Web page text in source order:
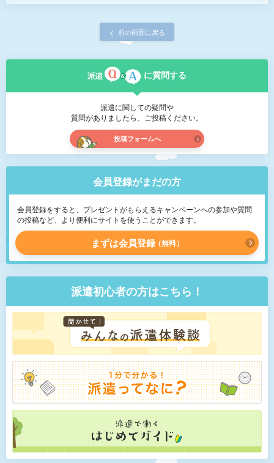
前の画面に戻る
に質問する
派遣に関しての疑問や
質問がありましたら、ご投稿ください。
投稿フォームへ
会員登録がまだの方
会員登録をすると、プレゼントがもらえるキャンペーンへの参加や質問
の投稿など、より便利にサイトを使うことができます。
まずは会員登録 無料
派遣初心者の方はこちら！